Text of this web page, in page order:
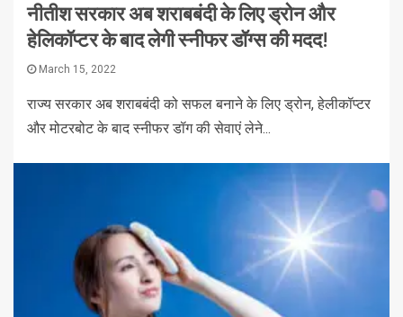
नीतीश सरकार अब शराबबंदी के लिए ड्रोन और
हेलिकॉप्टर के बाद लेगी स्नीफर डॉग्स की मदद!
March 15, 2022
राज्य सरकार अब शराबबंदी को सफल बनाने के लिए ड्रोन, हेलीकॉप्टर
और मोटरबोट के बाद स्नीफर डॉग की सेवाएं लेने...